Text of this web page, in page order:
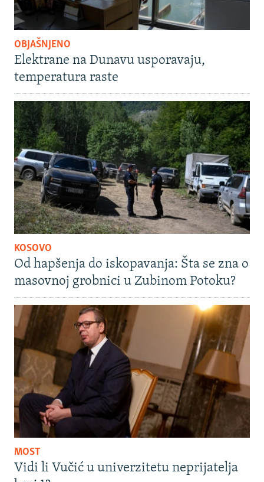
OBJAŠNJENO
Elektrane na Dunavu usporavaju,
temperatura raste
KOSOVO
Od hapšenja do iskopavanja: Šta se zna o
masovnoj grobnici u Zubinom Potoku?
MOST
Vidi li Vučić u univerzitetu neprijatelja